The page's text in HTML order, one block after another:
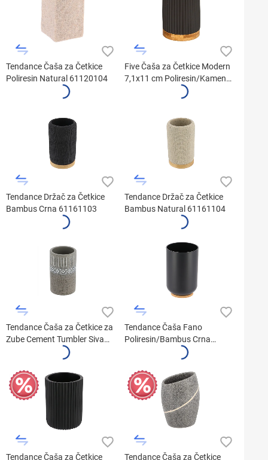
Tendance Čaša za Četkice
Poliresin Natural 61120104
Five Čaša za Četkice Modern
7,1x11 cm Poliresin/Kamen
Tendance Držač za Četkice
Bambus Crna 61161103
Tendance Držač za Četkice
Bambus Natural 61161104
Tendance Čaša za Četkice za
Zube Cement Tumbler Siva
Tendance Čaša Fano
Poliresin/Bambus Crna
Tendance Čaša za Četkice
Tendance Čaša za Četkice